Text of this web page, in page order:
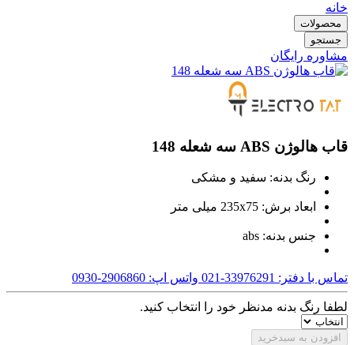
خانه
محصولات
جستجو
مشاوره رایگان
قاب هالوژن ABS سه شعله 148
رنگ بدنه: سفید و مشکی
ابعاد برش: 235x75 میلی متر
جنس بدنه: abs
تماس با دفتر: 33976291-021 واتس اپ: 2906860-0930
لطفا رنگ بدنه مدنظر خود را انتخاب کنید.
افزودن به سبدخرید